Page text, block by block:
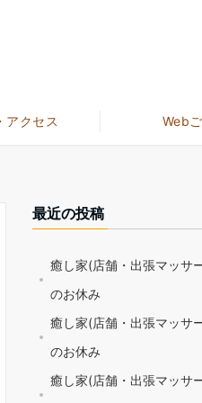
アクセス Web
最近の投稿
癒し家(店舗・出張マッサ
のお休み
癒し家(店舗・出張マッサ
のお休み
癒し家(店舗・出張マッサ